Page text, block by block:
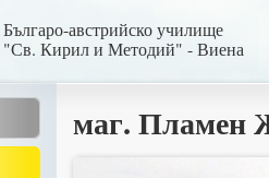
Българо-австрийско училище
"Св. Кирил и Методий" - Виена
маг. Пламен